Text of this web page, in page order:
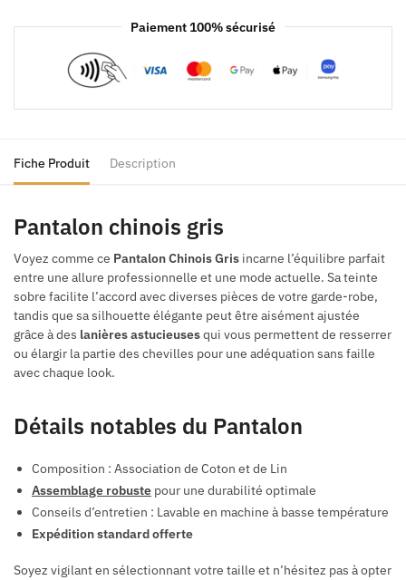
Paiement 100% sécurisé
Fiche Produit Description
Pantalon chinois gris
Voyez comme ce Pantalon Chinois Gris incarne l’équilibre parfait
entre une allure professionnelle et une mode actuelle. Sa teinte
sobre facilite l’accord avec diverses pièces de votre garde-robe,
tandis que sa silhouette élégante peut être aisément ajustée
grâce à des lanières astucieusesqui vous permettent de resserrer
ou élargir la partie des chevilles pour une adéquation sans faille
avec chaque look.
Détails notables du Pantalon
Composition : Association de Coton et de Lin
Assemblage robuste pour une durabilité optimale
Conseils d’entretien : Lavable en machine à basse température
Expédition standard offerte
Soyez vigilant en sélectionnant votre taille et n’hésitez pas à opter